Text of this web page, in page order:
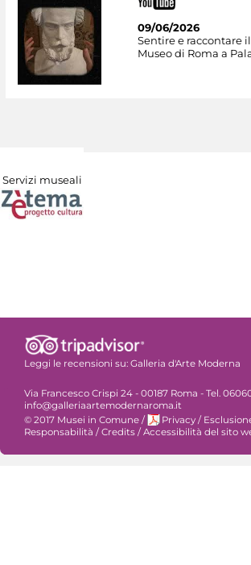
09/06/2026
Sentire e raccontare
Museo di Roma a
Servizi museali
Leggi le recensioni su: Galleria d'Arte Moderna
Via Francesco Crispi 24 - 00187 Roma - Tel.
info@galleriaartemodernaroma.it
© 2017 Musei in Comune / Privacy /
Responsabilità /Credits /Accessibilità del sito